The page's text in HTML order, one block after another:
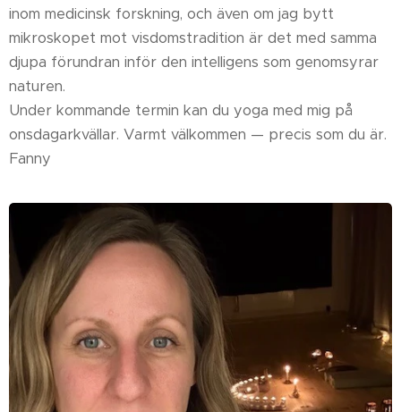
inom medicinsk forskning, och även om jag bytt
mikroskopet mot visdomstradition är det med samma
djupa förundran inför den intelligens som genomsyrar
naturen.
Under kommande termin kan du yoga med mig på
onsdagarkvällar. Varmt välkommen — precis som du är.
Fanny